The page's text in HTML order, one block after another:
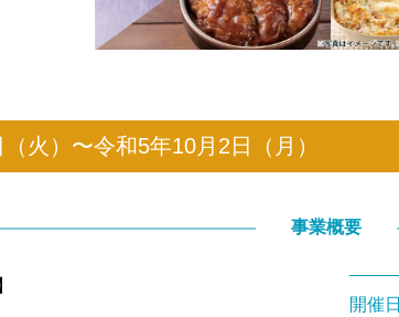
火）〜令和5年10月2日（月）
事業概要
開催日